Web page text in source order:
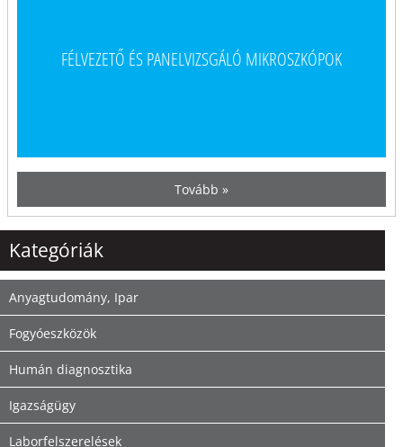
Kategóriák
Anyagtudomány, Ipar
Fogyóeszközök
Humán diagnosztika
Igazságügy
Laborfelszerelések
FÉLVEZETŐ ÉS PANELVIZSGÁLÓ MIKROSZKÓPOK
Tovább »